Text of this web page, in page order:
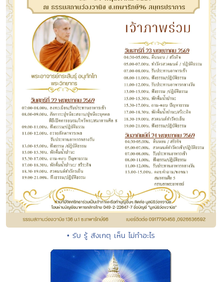
• รับ รู้ สังเกตุ เห็น ไม่ทำอะไร